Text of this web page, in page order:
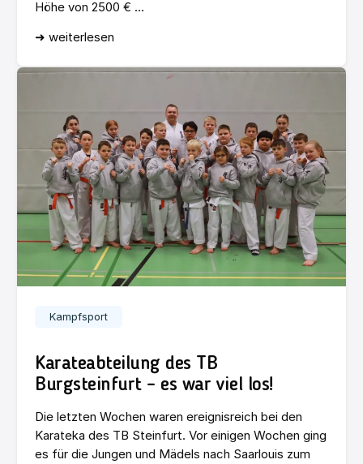
Höhe von 2500 € ...
➜ weiterlesen
Kampfsport
Karateabteilung des TB
Burgsteinfurt – es war viel los!
Die letzten Wochen waren ereignisreich bei den
Karateka des TB Steinfurt. Vor einigen Wochen ging
es für die Jungen und Mädels nach Saarlouis zum